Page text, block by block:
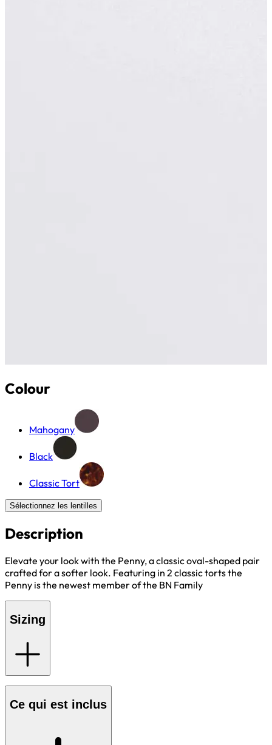
Colour
Mahogany
Black
Classic Tort
Sélectionnez les lentilles
Description
Elevate your look with the Penny, a classic oval-shaped pair
crafted for a softer look. Featuring in 2 classic torts the
Penny is the newest member of the BN Family
Sizing
Ce qui est inclus